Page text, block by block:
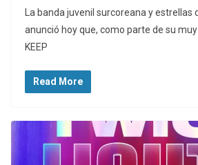
La banda juvenil surcoreana y estrellas
anunció hoy que, como parte de su
KEEP
Read More